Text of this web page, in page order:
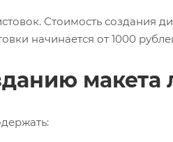
Стоимость
начинается от 1000
макета